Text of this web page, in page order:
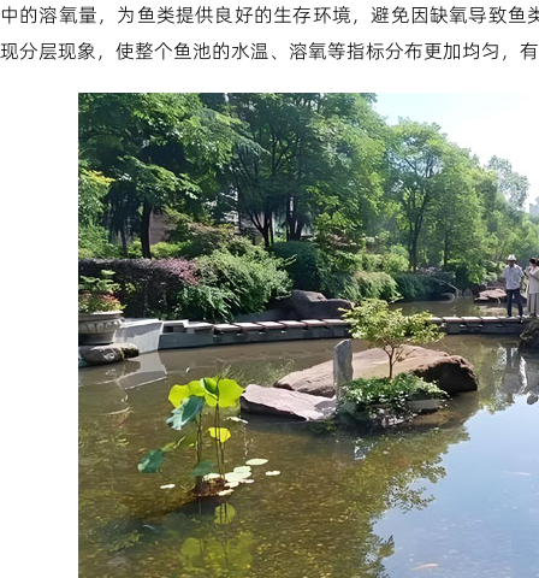
中的溶氧量，为鱼类提供良好的生存环境，避免因缺氧导致
现分层现象，使整个鱼池的水温、溶氧等指标分布更加均匀，